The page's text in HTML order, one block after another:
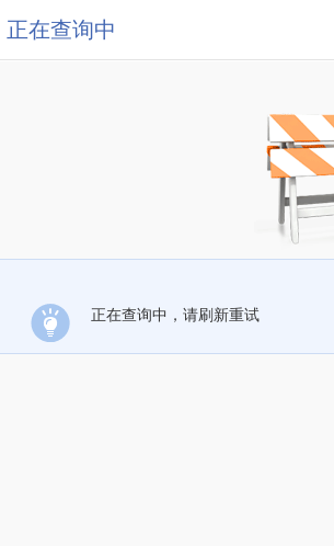
正在查询中
正在查询中，请刷新重试